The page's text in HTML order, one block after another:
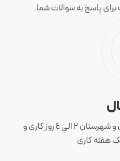
پاسخ به سوالات شما.
ارسال سفارش های تهران 1 الی 3 روز کاری و شهرستان ٢ الي ٤ روز کاری و
هفته کاری